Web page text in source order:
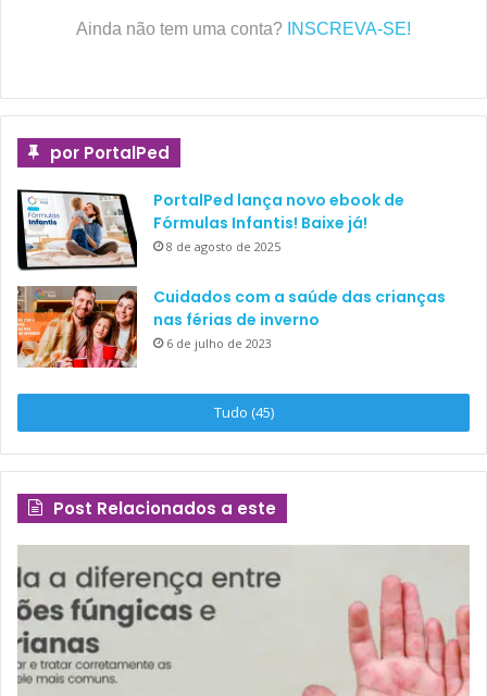
Ainda não tem uma conta? INSCREVA-SE!
por PortalPed
PortalPed lança novo ebook de
Fórmulas Infantis! Baixe já!
8 de agosto de 2025
Cuidados com a saúde das crianças
nas férias de inverno
6 de julho de 2023
Tudo (45)
Post Relacionados a este